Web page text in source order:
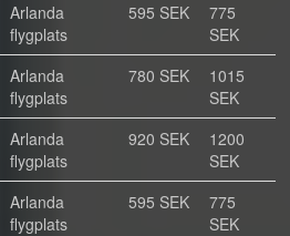
Arlanda
flygplats
595 SEK
775
SEK
Arlanda
flygplats
780 SEK
1015
SEK
Arlanda
flygplats
920 SEK
1200
SEK
Arlanda
flygplats
595 SEK
775
SEK